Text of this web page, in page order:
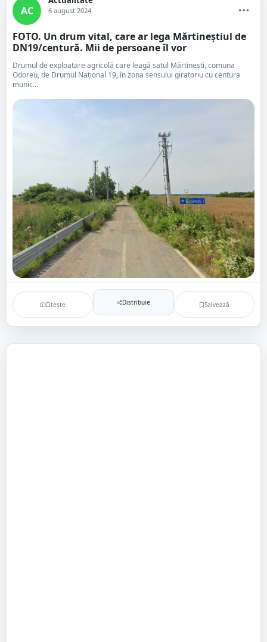
AC 6 august 2024
FOTO. Un drum vital, care ar lega Mărtineștiul de
DN19/centură. Mii de persoane îl vor
Drumul de exploatare agricolă care leagă satul Mărtinești, comuna
Odoreu, de Drumul Național 19, în zona sensului giratoriu cu centura
munic...
Citește Distribuie Salvează